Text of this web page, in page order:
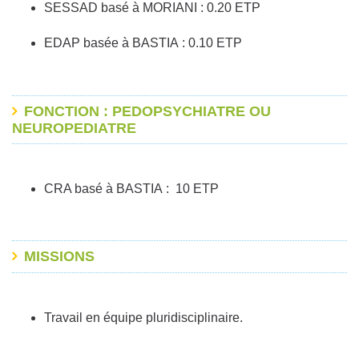
SESSAD basé à MORIANI : 0.20 ETP
EDAP basée à BASTIA : 0.10 ETP
FONCTION : PEDOPSYCHIATRE OU
NEUROPEDIATRE
CRA basé à BASTIA : 10 ETP
MISSIONS
Travail en équipe pluridisciplinaire.